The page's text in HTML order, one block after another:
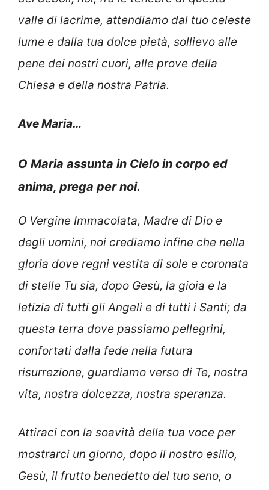
valle di lacrime, attendiamo dal tuo celeste
lume e dalla tua dolce pietà, sollievo alle
pene dei nostri cuori, alle prove della
Chiesa e della nostra Patria.
Ave Maria…
O Maria assunta in Cielo in corpo ed
anima, prega per noi.
O Vergine Immacolata, Madre di Dio e
degli uomini, noi crediamo infine che nella
gloria dove regni vestita di sole e coronata
di stelle Tu sia, dopo Gesù, la gioia e la
letizia di tutti gli Angeli e di tutti i Santi; da
questa terra dove passiamo pellegrini,
confortati dalla fede nella futura
risurrezione, guardiamo verso di Te, nostra
vita, nostra dolcezza, nostra speranza.
Attiraci con la soavità della tua voce per
mostrarci un giorno, dopo il nostro esilio,
Gesù, il frutto benedetto del tuo seno, o